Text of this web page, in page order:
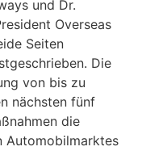
und Dr.
Overseas
Seiten
Die
von bis zu
nächsten fünf
die
Automobilmarktes